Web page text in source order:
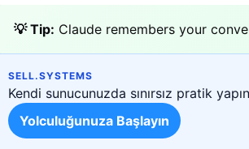
💡 Tip: Claude remembers your
SELL.SYSTEMS
Kendi sunucunuzda sınırsız pratik
Yolculuğunuza Başlayın